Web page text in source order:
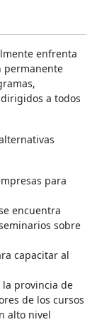
enfrenta
permanente
a todos
para
encuentra
sobre
capacitar al
la provincia de
de los cursos
alto nivel